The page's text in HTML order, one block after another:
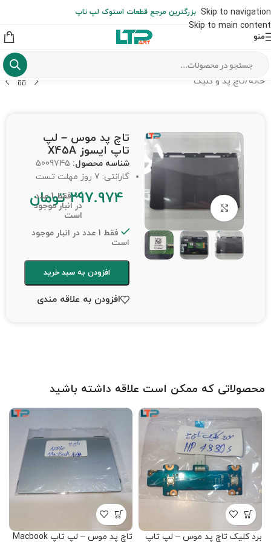
Skip to navigation
Skip to main content
از شهرستان به عهده مشتری است)
بزرگترین مرجع قطعات استوک لپ تاپ
منو
خانه /تاچ پد و کلیک
برای بزرگنمایی کلیک کنید
تاچ پد موس – لپ
تاپ ایسوز X45A
شناسه محصول: 5009745
گارانتی: 7 روز مهلت تست
297.974 تومان
فقط 1 عدد
در انبار موجود
است
فقط 1 عدد در انبار موجود
است
افزودن به سبد خرید
افزودن به علاقه مندی
محصولاتی که ممکن است علاقه داشته باشید
برد کلیک تاچ پد موس – لپ تاپ
تاچ پد موس – لپ تاپ Macbook